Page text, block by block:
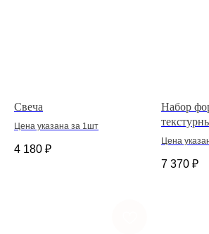
Свеча
Цена указана за 1шт
4 180 ₽
Набор
Цена
7 370 ₽